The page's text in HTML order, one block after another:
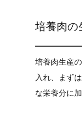
培養肉の
培養肉生産
入れ、まず
な栄養分に加